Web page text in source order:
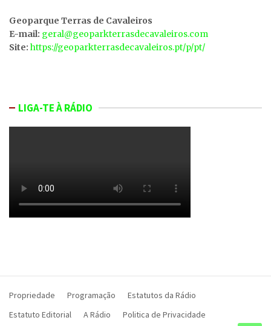
Geoparque Terras de Cavaleiros
E-mail: geral@geoparkterrasdecavaleiros.com
Site: https://geoparkterrasdecavaleiros.pt/p/pt/
LIGA-TE À RÁDIO
Propriedade Programação
Estatutos da Rádio
Estatuto Editorial
A Rádio Politica de Privacidade